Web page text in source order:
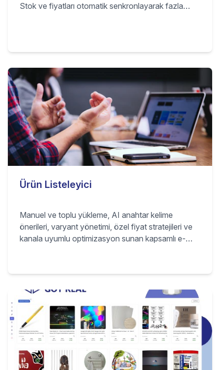
Stok ve fiyatları otomatik senkronlayarak fazla
Ürün Listeleyici
Manuel ve toplu yükleme, AI anahtar kelime
önerileri, varyant yönetimi, özel fiyat stratejileri ve
kanala uyumlu optimizasyon sunan kapsamlı e-
pazaryeri SEO'su uygulayın, varyantları yönetin ve